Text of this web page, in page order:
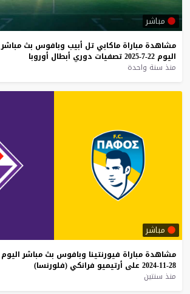
مباشر
مشاهدة مباراة ماكابي تل أبيب وبافوس بث مباشر
اليوم 22-7-2025 تصفيات دوري أبطال أوروبا
منذ سنة واحدة
مباشر
مشاهدة مباراة فيورنتينا وبافوس بث مباشر اليوم
28-11-2024
على أرتيميو فرانكي (فلورنسا)
منذ سنتين